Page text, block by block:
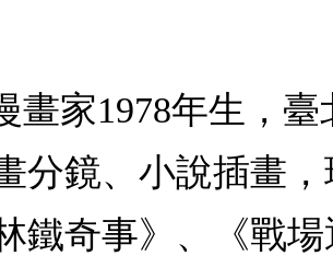
家1978年生，
分鏡、小說插畫
鐵奇事》、《戰